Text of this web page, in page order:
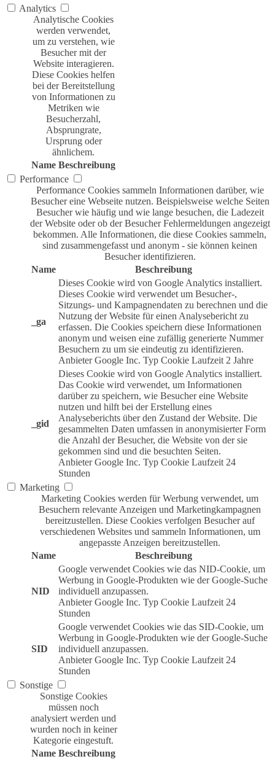
Analytics
Analytische Cookies
werden verwendet,
um zu verstehen, wie
Besucher mit der
Website interagieren.
Diese Cookies helfen
bei der Bereitstellung
von Informationen zu
Metriken wie
Besucherzahl,
Absprungrate,
Ursprung oder
ähnlichem.
Name Beschreibung
Performance
Performance Cookies sammeln Informationen darüber, wie
Besucher eine Webseite nutzen. Beispielsweise welche Seiten
Besucher wie häufig und wie lange besuchen, die Ladezeit
der Website oder ob der Besucher Fehlermeldungen angezeigt
bekommen. Alle Informationen, die diese Cookies sammeln,
sind zusammengefasst und anonym - sie können keinen
Besucher identifizieren.
Name
Beschreibung
_ga
Dieses Cookie wird von Google Analytics installiert.
Dieses Cookie wird verwendet um Besucher-,
Sitzungs- und Kampagnendaten zu berechnen und die
Nutzung der Website für einen Analysebericht zu
erfassen. Die Cookies speichern diese Informationen
anonym und weisen eine zufällig generierte Nummer
Besuchern zu um sie eindeutig zu identifizieren.
Anbieter Google Inc. Typ Cookie Laufzeit 2 Jahre
_gid
Dieses Cookie wird von Google Analytics installiert.
Das Cookie wird verwendet, um Informationen
darüber zu speichern, wie Besucher eine Website
nutzen und hilft bei der Erstellung eines
Analyseberichts über den Zustand der Website. Die
gesammelten Daten umfassen in anonymisierter Form
die Anzahl der Besucher, die Website von der sie
gekommen sind und die besuchten Seiten.
Anbieter Google Inc. Typ Cookie Laufzeit 24
Stunden
Marketing
Marketing Cookies werden für Werbung verwendet, um
Besuchern relevante Anzeigen und Marketingkampagnen
bereitzustellen. Diese Cookies verfolgen Besucher auf
verschiedenen Websites und sammeln Informationen, um
angepasste Anzeigen bereitzustellen.
Name
Beschreibung
NID
Google verwendet Cookies wie das NID-Cookie, um
Werbung in Google-Produkten wie der Google-Suche
individuell anzupassen.
Anbieter Google Inc. Typ Cookie Laufzeit 24
Stunden
SID
Google verwendet Cookies wie das SID-Cookie, um
Werbung in Google-Produkten wie der Google-Suche
individuell anzupassen.
Anbieter Google Inc. Typ Cookie Laufzeit 24
Stunden
Sonstige
Sonstige Cookies
müssen noch
analysiert werden und
wurden noch in keiner
Kategorie eingestuft.
Name Beschreibung